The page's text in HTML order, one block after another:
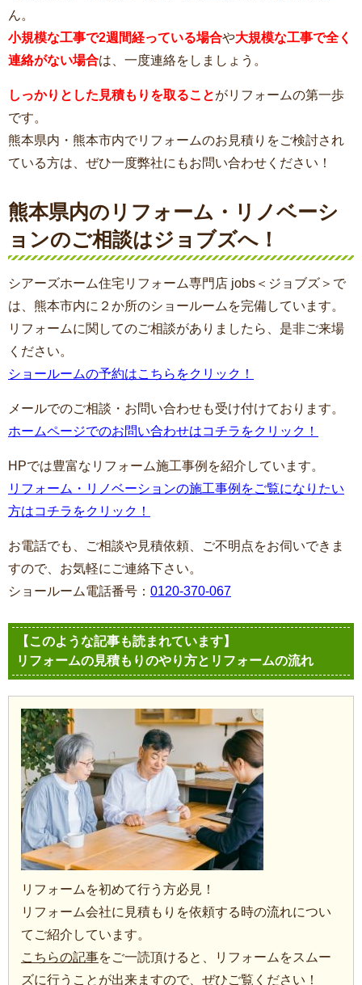
ん。
小規模な工事で2週間経っている場合や大規模な工事で全く
連絡がない場合は、一度連絡をしましょう。
しっかりとした見積もりを取ることがリフォームの第一歩
です。
熊本県内・熊本市内でリフォームのお見積りをご検討され
ている方は、ぜひ一度弊社にもお問い合わせください！
熊本県内のリフォーム・リノベーシ
ョンのご相談はジョブズへ！
シアーズホーム住宅リフォーム専門店 jobs＜ジョブズ＞で
は、熊本市内に２か所のショールームを完備しています。
リフォームに関してのご相談がありましたら、是非ご来場
ください。
ショールームの予約はこちらをクリック！
メールでのご相談・お問い合わせも受け付けております。
ホームページでのお問い合わせはコチラをクリック！
HPでは豊富なリフォーム施工事例を紹介しています。
リフォーム・リノベーションの施工事例をご覧になりたい
方はコチラをクリック！
お電話でも、ご相談や見積依頼、ご不明点をお伺いできま
すので、お気軽にご連絡下さい。
ショールーム電話番号： 0120-370-067
【このような記事も読まれています】
リフォームの見積もりのやり方とリフォームの流れ
リフォームを初めて行う方必見！
リフォーム会社に見積もりを依頼する時の流れについ
てご紹介しています。
こちらの記事をご一読頂けると、リフォームをスムー
ズに行うことが出来ますので、ぜひご覧ください！